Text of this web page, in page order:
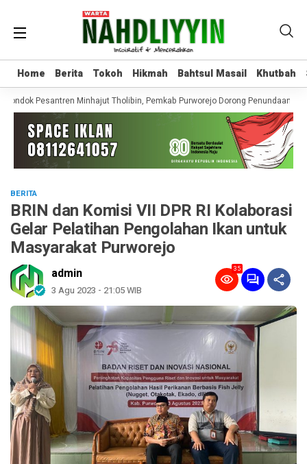
Home Berita Tokoh Hikmah Bahtsul Masail Khutbah
Home Berita Tokoh Hikmah Bahtsul Masail Khutbah
Pesantren Minhajut Tholibin, Pemkab Purworejo Dorong Penundaan
BERITA
BRIN dan Komisi VII DPR RI Kolaborasi
Gelar Pelatihan Pengolahan Ikan untuk
Masyarakat Purworejo
admin
3 Agu 2023 - 21:05 WIB
35